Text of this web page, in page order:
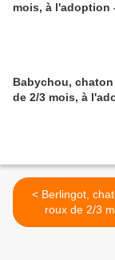
mois, à l'adoption
Babychou,
de 2/3 mois, à
< Berlingot, chaton mâle
roux de 2/3
l'adoption ->